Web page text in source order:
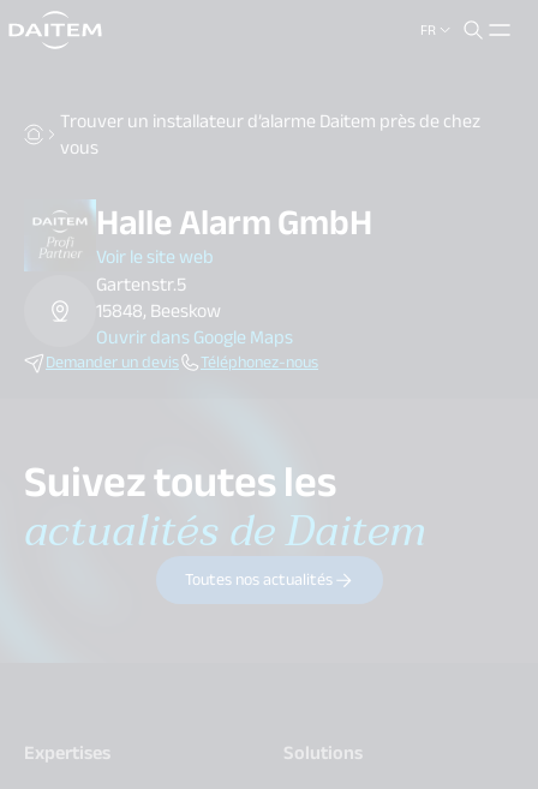
FR
search.label
Trouver un installateur d’alarme Daitem près de chez
vous
Halle Alarm GmbH
Voir le site web
Gartenstr.5
15848, Beeskow
Ouvrir dans Google Maps
Demander un devis Téléphonez-nous
Suivez toutes les
actualités de Daitem
Toutes nos actualités
Expertises
Solutions